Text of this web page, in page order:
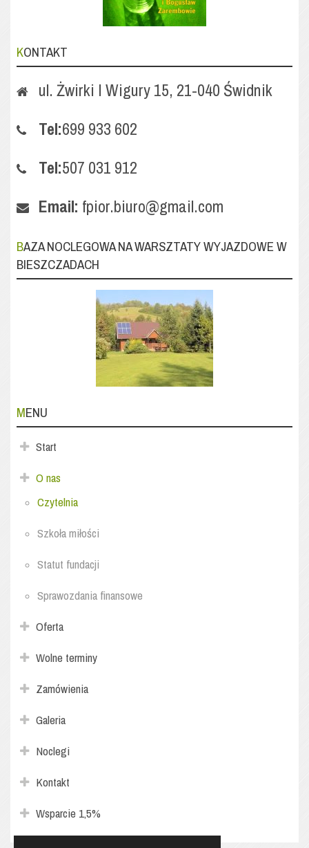
KONTAKT
ul. Żwirki I Wigury 15, 21-040 Świdnik
Tel:699 933 602
Tel:507 031 912
Email: fpior.biuro@gmail.com
BAZA NOCLEGOWA NA WARSZTATY WYJAZDOWE W
BIESZCZADACH
MENU
Start
O nas
Czytelnia
Szkoła miłości
Statut fundacji
Sprawozdania finansowe
Oferta
Wolne terminy
Zamówienia
Galeria
Noclegi
Kontakt
Wsparcie 1,5%